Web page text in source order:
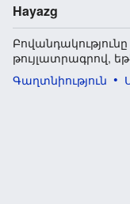
Hayazg
թույլատրագրով,
Գաղտնիություն